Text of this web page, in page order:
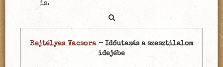
is.
Rejtélyes Vacsora- Időutazás a szesztilalom
idejébe